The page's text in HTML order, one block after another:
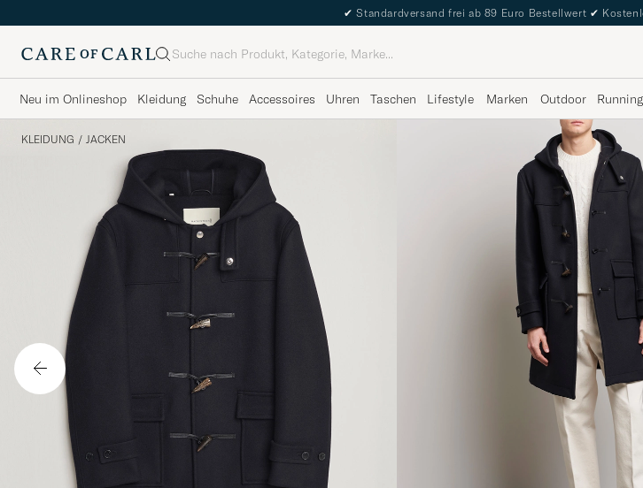
✔ Standardversand frei ab 89 Euro Bestellwert ✔
Suche
Neu im Onlineshop Kleidung Schuhe Accessoires Uhren Taschen Lifestyle Marken Outdoor Running
KLEIDUNG / JACKEN